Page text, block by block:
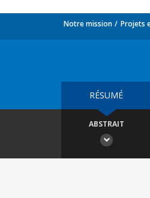
Notre mission Projets
RÉSUMÉ
ABSTRAIT